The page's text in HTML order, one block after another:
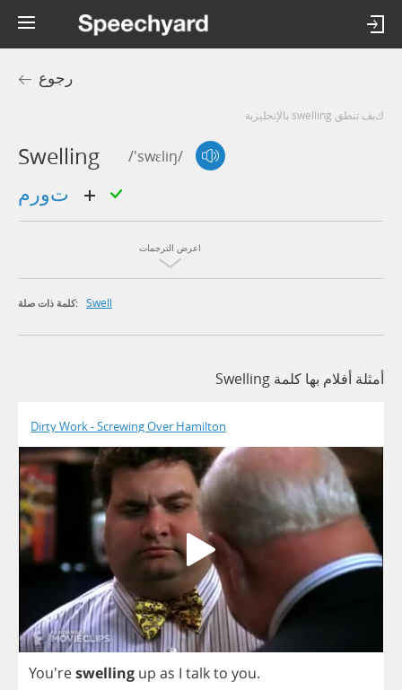
رجوع
كيف تنطق swelling بالإنجليزية
Swelling /'swɛliŋ/
اعرض الترجمات
كلمة ذات صلة: Swell
أمثلة أفلام بها كلمة Swelling
Dirty Work - Screwing Over Hamilton
You'reswelling up as I talkto you.